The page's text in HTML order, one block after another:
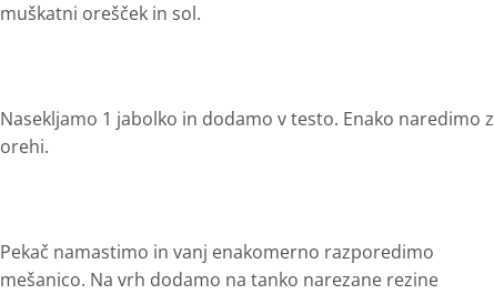
muškatni orešček in sol.
Nasekljamo 1 jabolko in dodamo v testo. Enako naredimo z
orehi.
Pekač namastimo in vanj enakomerno razporedimo
mešanico. Na vrh dodamo na tanko narezane rezine